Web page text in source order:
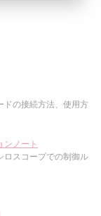
ドの接続方法、使用方
ンノート
ロスコープでの制御ル